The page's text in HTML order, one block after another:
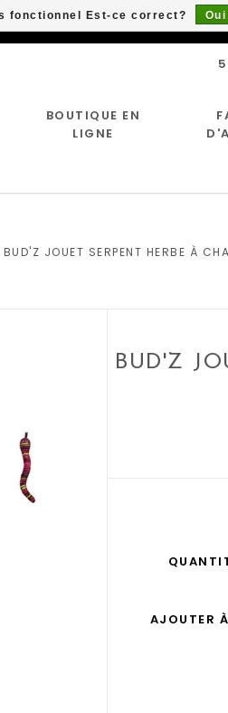
BOUTIQUE EN
LIGNE
BUD'Z JOUET SERPENT HERBE À
BUD'Z
AJOUTER
fonctionnel Est-ce correct? Oui
gratuite à partir de